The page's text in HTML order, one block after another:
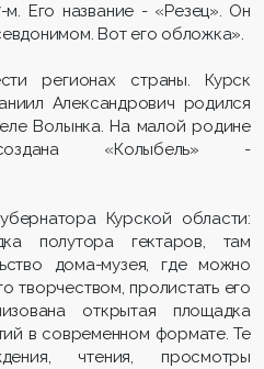
м. Его название - «Резец». Он
Вот его обложка».
регионах страны. Курск
Александрович родился
Волынка. На малой родине
«Колыбель» -
Курской области:
полутора гектаров, там
дома-музея, где можно
творчеством, пролистать его
открытая площадка
в современном формате. Те
чтения, просмотры